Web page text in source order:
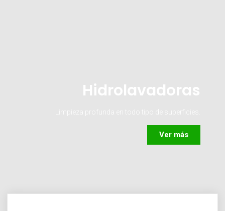
Hidrolavadoras
Limpieza profunda en todo tipo de superficies.
Ver más